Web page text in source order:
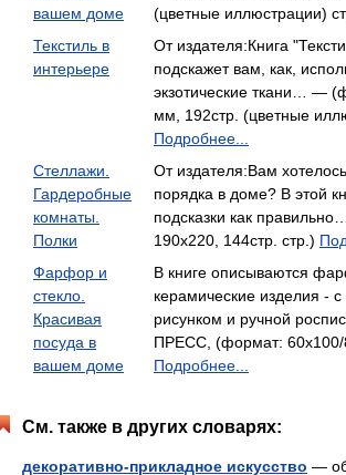
вашем доме
(цветные иллюстрации)
Текстиль в
интерьере
От издателя:Книга
подскажет вам, как,
экзотические ткани… —
мм, 192стр. (цветные
Подробнее...
Стеллажи.
Гардеробные
комнаты.
Полки
От издателя:Вам
порядка в доме? В этой
подсказки как
190x220, 144стр. стр.)
Фарфор и
стекло.
Красивая
посуда в
вашем доме
В книге описываются
керамические изделия -
рисунком и ручной
ПРЕСС, (формат: 60x100/
Подробнее...
См. также в других словарях:
декоративно-прикладное искусство —